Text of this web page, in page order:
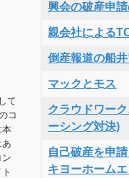
て
コ
本
興会の破産申
親会社による
倒産報道の船
マックとモス
クラウドワー
ーシング対決)
自己破産を申
キヨーホーム